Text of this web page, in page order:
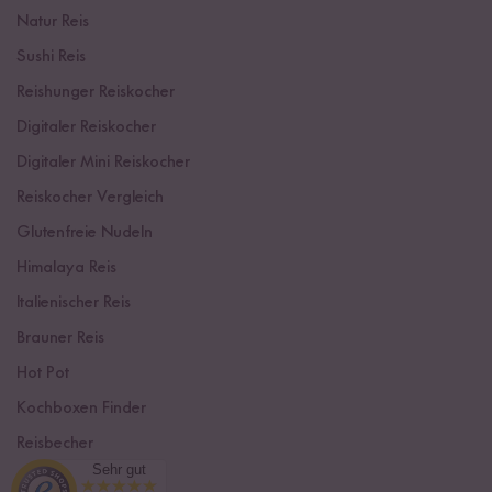
Natur Reis
Sushi Reis
Reishunger Reiskocher
Digitaler Reiskocher
Digitaler Mini Reiskocher
Reiskocher Vergleich
Glutenfreie Nudeln
Himalaya Reis
Italienischer Reis
Brauner Reis
Hot Pot
Kochboxen Finder
Reisbecher
Sushi Einsteiger Box
Sehr gut